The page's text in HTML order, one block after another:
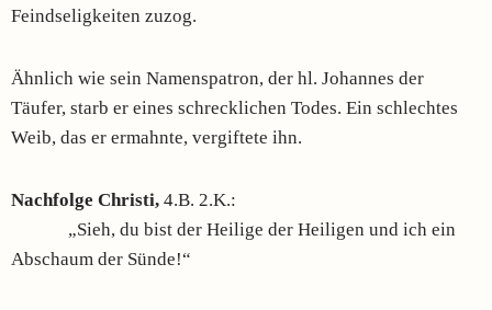
Feindseligkeiten zuzog.
Ähnlich wie sein Namenspatron, der hl. Johannes der
Täufer, starb er eines schrecklichen Todes. Ein schlechtes
Weib, das er ermahnte, vergiftete ihn.
Nachfolge Christi, 4.B. 2.K.:
„Sieh, du bist der Heilige der Heiligen und ich ein
Abschaum der Sünde!“